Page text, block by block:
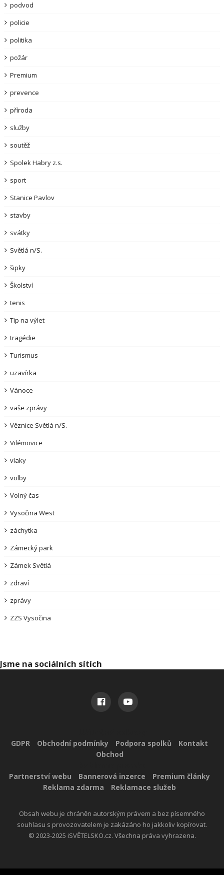
podvod
policie
politika
požár
Premium
prevence
příroda
služby
soutěž
Spolek Habry z.s.
sport
Stanice Pavlov
stavby
svátky
Světlá n/S.
šipky
Školství
tenis
Tip na výlet
tragédie
Turismus
uzavírka
Vánoce
vaše zprávy
Věznice Světlá n/S.
Vilémovice
vlaky
volby
Volný čas
Vysočina West
záchytka
Zámecký park
Zámek Světlá
zdraví
zprávy
ZZS Vysočina
Jsme na sociálních sítích
GDPR Obchodní podmínky Podpora spolků
Kontakt
Obchod
Partnerství webu Bannerová inzerce
Premium články
Reklama zdarma
Reklamace služeb
Obsah webu je chráněn autorským právem a bez písemného
souhlasu s provozovatelem je zakázáno ho jakkoliv kopírovat.
© 2023-2025 iSVĚTELSKO.cz. Všechna práva vyhrazena.